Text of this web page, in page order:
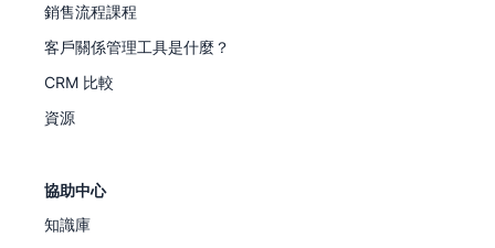
銷售流程課程
客戶關係管理工具是什麼？
CRM 比較
資源
協助中心
知識庫